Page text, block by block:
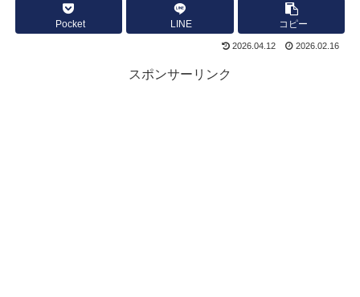
Pocket LINE コピー
2026.04.12 2026.02.16
スポンサーリンク